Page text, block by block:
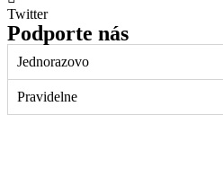
Twitter
Podporte nás
Jednorazovo
Pravidelne